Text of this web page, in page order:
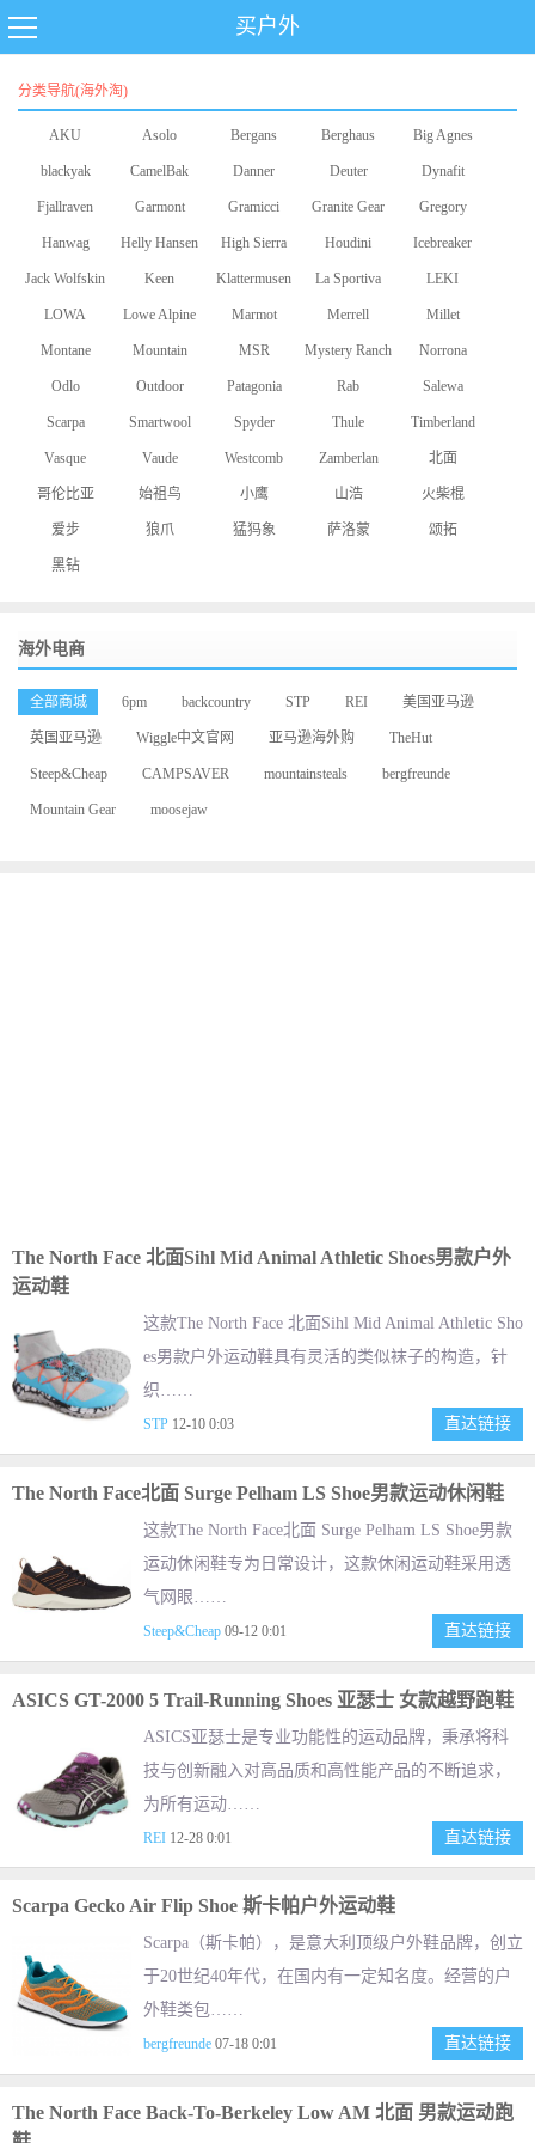
买户外
分类导航(海外淘)
AKU Asolo Bergans Berghaus Big Agnes
blackyak CamelBak Danner Deuter Dynafit
Fjallraven Garmont Gramicci Granite Gear Gregory
Hanwag Helly Hansen High Sierra Houdini Icebreaker
Jack Wolfskin Keen Klattermusen La Sportiva LEKI
LOWA Lowe Alpine Marmot Merrell Millet
Montane Mountain
Equipment
MSR Mystery Ranch Norrona
Odlo Outdoor
Research
Patagonia Rab Salewa
Scarpa Smartwool Spyder Thule Timberland
Vasque Vaude Westcomb Zamberlan 北面
哥伦比亚 始祖鸟 小鹰 山浩 火柴棍
爱步 狼爪 猛犸象 萨洛蒙 颂拓
黑钻
海外电商
全部商城 6pm backcountry STP REI 美国亚马逊
英国亚马逊 Wiggle中文官网 亚马逊海外购 TheHut
Steep&Cheap CAMPSAVER mountainsteals bergfreunde
Mountain Gear moosejaw
The North Face 北面Sihl Mid Animal Athletic Shoes男款户外
运动鞋
这款The North Face 北面Sihl Mid Animal Athletic Sho
es男款户外运动鞋具有灵活的类似袜子的构造，针
织……
STP 12-10 0:03 直达链接
The North Face北面 Surge Pelham LS Shoe男款运动休闲鞋
这款The North Face北面 Surge Pelham LS Shoe男款
运动休闲鞋专为日常设计，这款休闲运动鞋采用透
气网眼……
Steep&Cheap 09-12 0:01 直达链接
ASICS GT-2000 5 Trail-Running Shoes 亚瑟士 女款越野跑鞋
ASICS亚瑟士是专业功能性的运动品牌，秉承将科
技与创新融入对高品质和高性能产品的不断追求，
为所有运动……
REI 12-28 0:01 直达链接
Scarpa Gecko Air Flip Shoe 斯卡帕户外运动鞋
Scarpa（斯卡帕），是意大利顶级户外鞋品牌，创立
于20世纪40年代，在国内有一定知名度。经营的户
外鞋类包……
bergfreunde 07-18 0:01 直达链接
The North Face Back-To-Berkeley Low AM 北面 男款运动跑